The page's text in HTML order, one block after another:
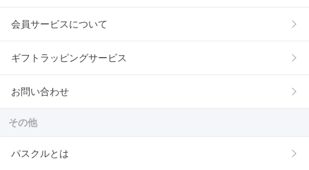
会員サービスについて
ギフトラッピングサービス
お問い合わせ
その他
パスクルとは